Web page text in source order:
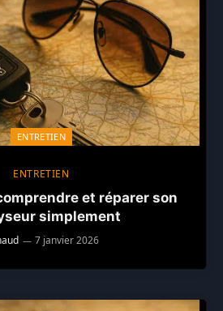
ENTRETIEN
ENTRETIEN
et réparer son
simplement
7 janvier 2026